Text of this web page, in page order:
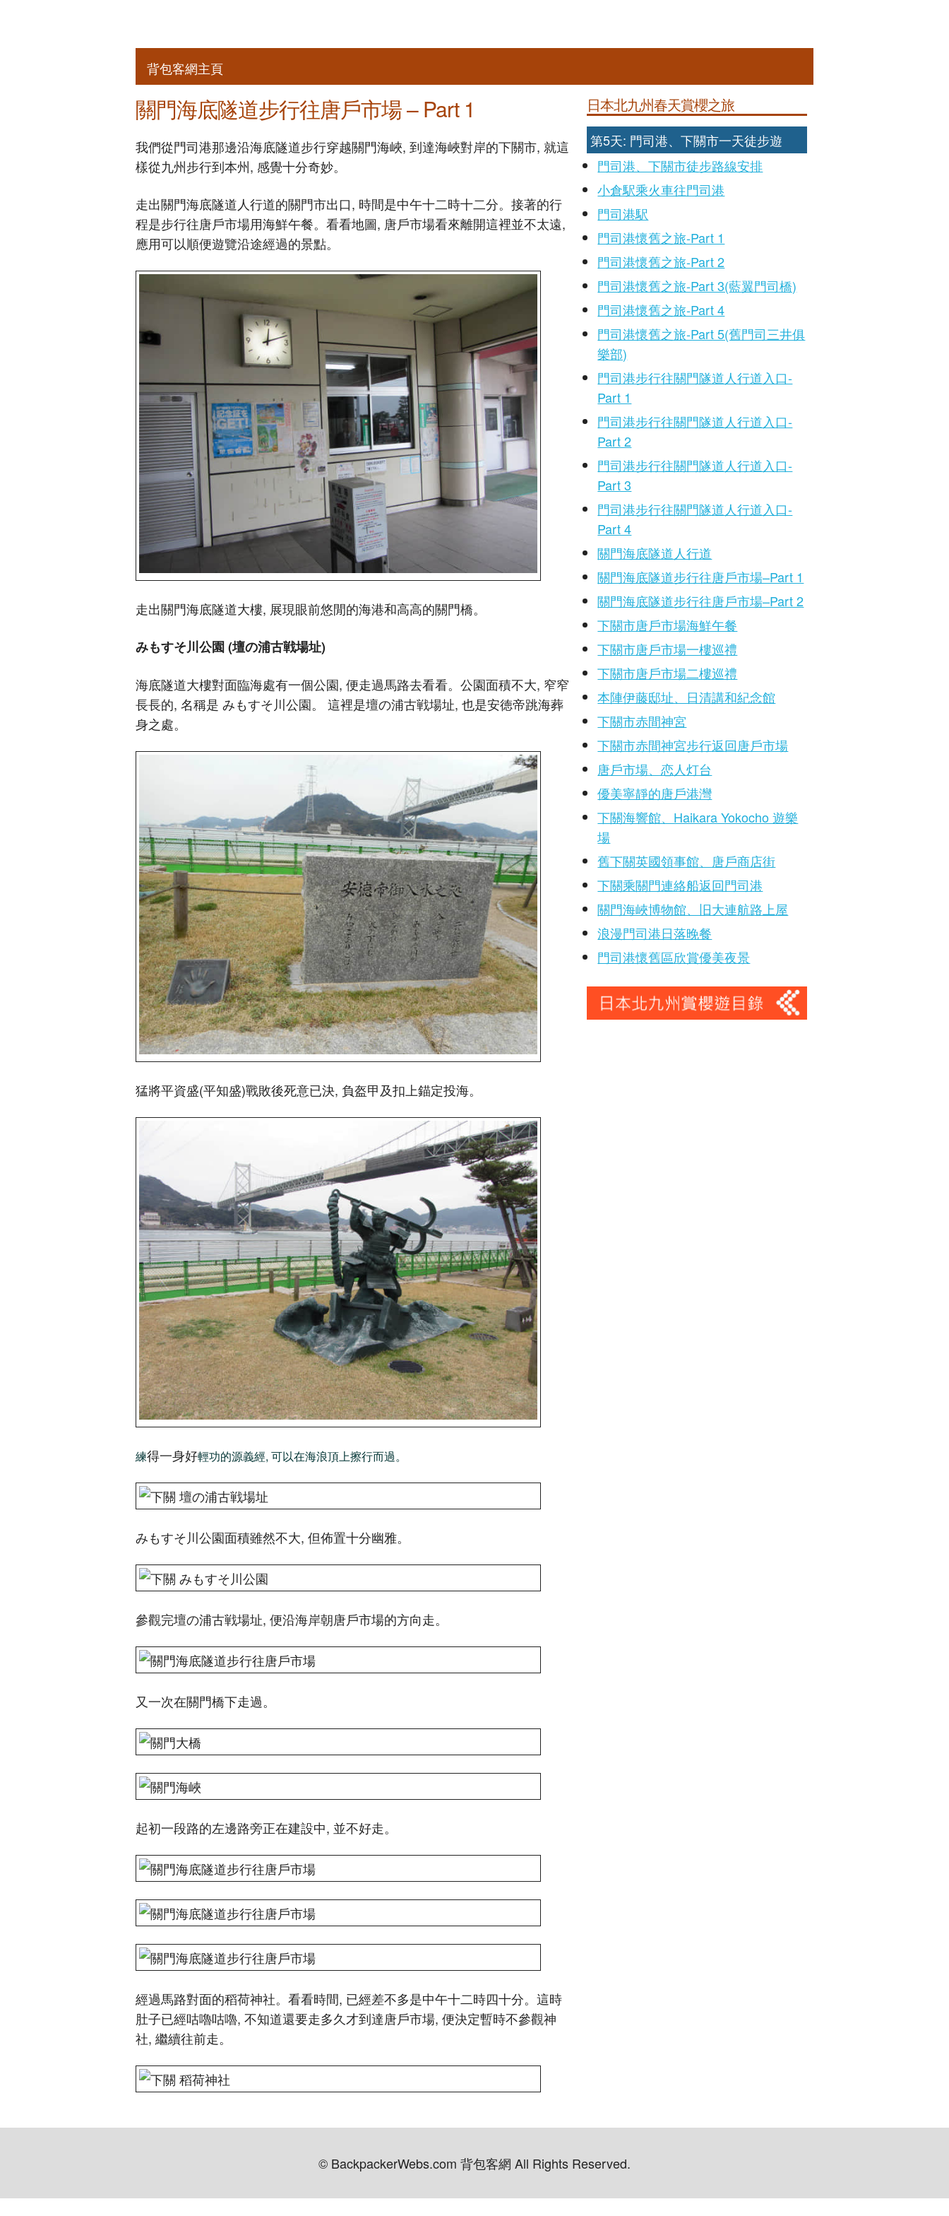
背包客網主頁
關門海底隧道步行往唐戶市場 – Part 1
我們從門司港那邊沿海底隧道步行穿越關門海峽, 到達海峽對岸的下關市, 就這
樣從九州步行到本州, 感覺十分奇妙。
走出關門海底隧道人行道的關門市出口, 時間是中午十二時十二分。接著的行
程是步行往唐戶市場用海鮮午餐。看看地圖, 唐戶市場看來離開這裡並不太遠,
應用可以順便遊覽沿途經過的景點。
走出關門海底隧道大樓, 展現眼前悠閒的海港和高高的關門橋。
みもすそ川公園 (壇の浦古戦場址)
海底隧道大樓對面臨海處有一個公園, 便走過馬路去看看。公園面積不大, 窄窄
長長的, 名稱是 みもすそ川公園。 這裡是壇の浦古戦場址, 也是安徳帝跳海葬
身之處。
猛將平資盛(平知盛)戰敗後死意已決, 負盔甲及扣上錨定投海。
練得一身好輕功的源義經, 可以在海浪頂上擦行而過。
みもすそ川公園面積雖然不大, 但佈置十分幽雅。
參觀完壇の浦古戦場址, 便沿海岸朝唐戶市場的方向走。
又一次在關門橋下走過。
起初一段路的左邊路旁正在建設中, 並不好走。
經過馬路對面的稻荷神社。看看時間, 已經差不多是中午十二時四十分。這時
肚子已經咕嚕咕嚕, 不知道還要走多久才到達唐戶市場, 便決定暫時不參觀神
社, 繼續往前走。
日本北九州春天賞櫻之旅
第5天: 門司港、下關市一天徒步遊
門司港、下關市徒步路線安排
小倉駅乘火車往門司港
門司港駅
門司港懷舊之旅-Part 1
門司港懷舊之旅-Part 2
門司港懷舊之旅-Part 3(藍翼門司橋)
門司港懷舊之旅-Part 4
門司港懷舊之旅-Part 5(舊門司三井俱
樂部)
門司港步行往關門隧道人行道入口-
Part 1
門司港步行往關門隧道人行道入口-
Part 2
門司港步行往關門隧道人行道入口-
Part 3
門司港步行往關門隧道人行道入口-
Part 4
關門海底隧道人行道
關門海底隧道步行往唐戶市場–Part 1
關門海底隧道步行往唐戶市場–Part 2
下關市唐戶市場海鮮午餐
下關市唐戶市場一樓巡禮
下關市唐戶市場二樓巡禮
本陣伊藤邸址、日清講和紀念館
下關市赤間神宮
下關市赤間神宮步行返回唐戶市場
唐戶市場、恋人灯台
優美寧靜的唐戶港灣
下關海響館、Haikara Yokocho 遊樂
場
舊下關英國領事館、唐戶商店街
下關乘關門連絡船返回門司港
關門海峽博物館、旧大連航路上屋
浪漫門司港日落晚餐
門司港懷舊區欣賞優美夜景
© BackpackerWebs.com 背包客網 All Rights Reserved.